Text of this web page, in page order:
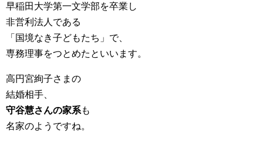
早稲田大学第一文学部を卒業し
非営利法人である
「国境なき子どもたち」で、
専務理事をつとめたといいます。
高円宮絢子さまの
結婚相手、
守谷慧さんの家系も
名家のようですね。